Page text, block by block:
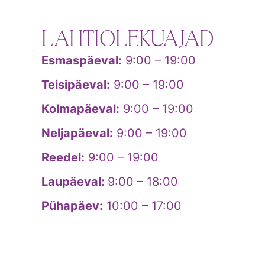
LAHTIOLEKUAJAD
Esmaspäeval: 9:00 – 19:00
Teisipäeval: 9:00 – 19:00
Kolmapäeval: 9:00 – 19:00
Neljapäeval: 9:00 – 19:00
Reedel: 9:00 – 19:00
Laupäeval: 9:00 – 18:00
Pühapäev: 10:00 – 17:00